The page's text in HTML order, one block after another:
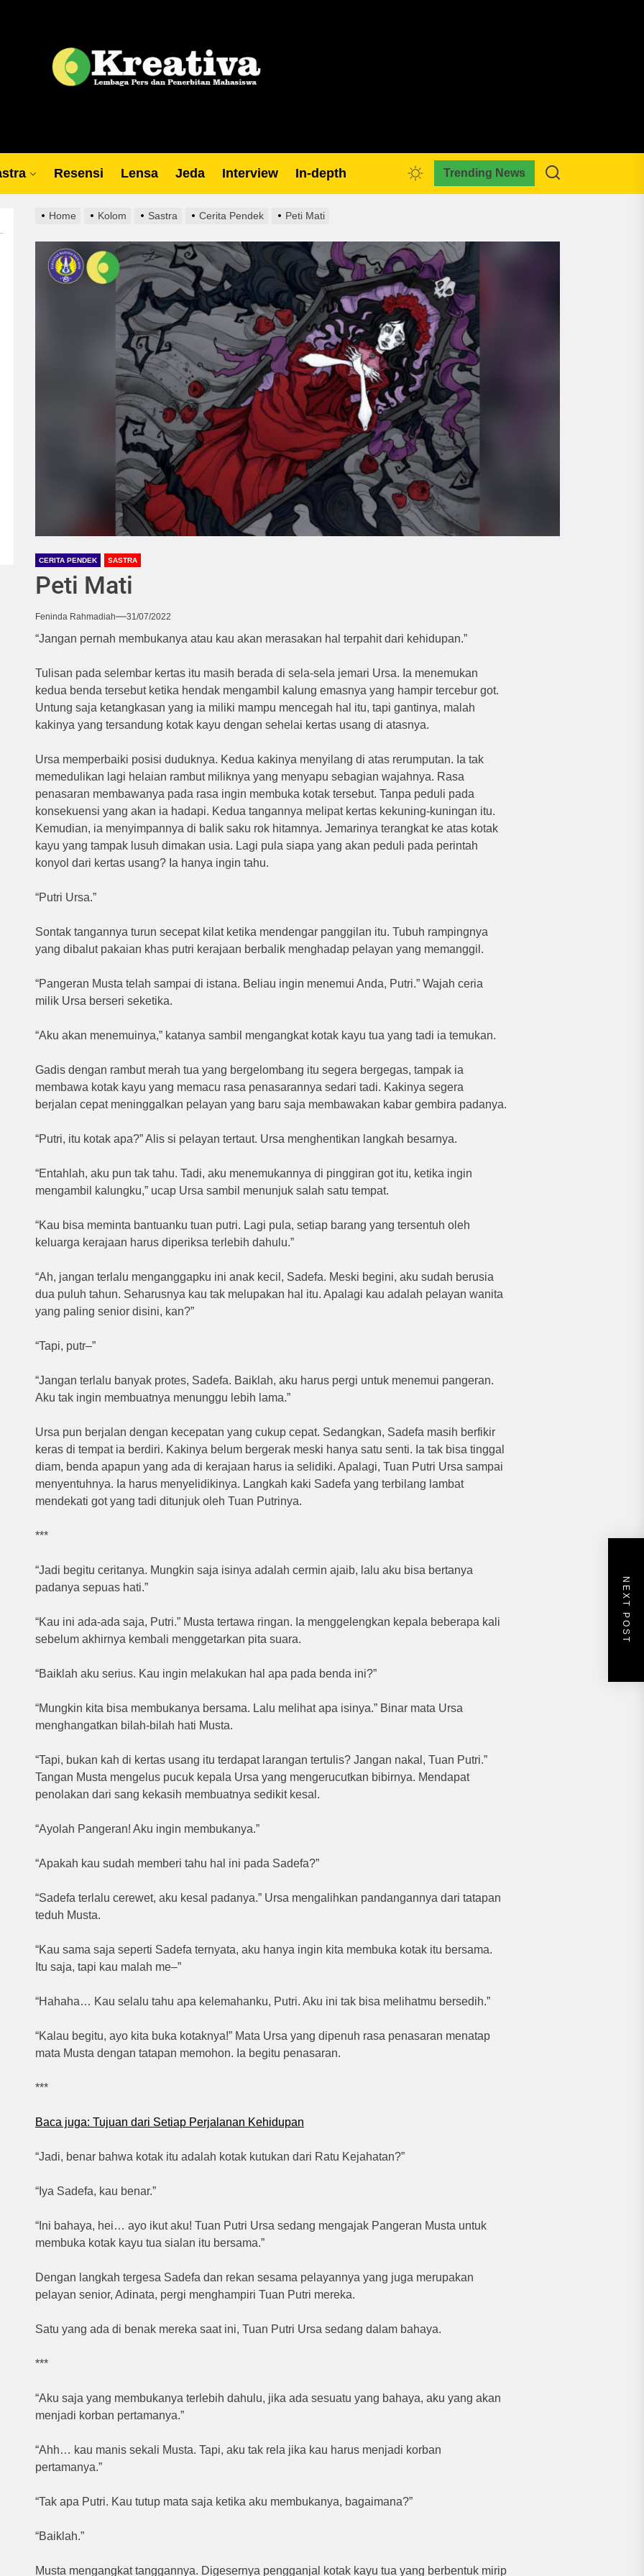
Resensi Lensa Jeda Interview In-depth Trending News
Home Kolom Sastra Cerita Pendek Peti Mati
CERITA PENDEK SASTRA
Peti Mati
Feninda Rahmadiah 31/07/2022
“Jangan pernah membukanya atau kau akan merasakan hal terpahit dari kehidupan.”
Tulisan pada selembar kertas itu masih berada di sela-sela jemari Ursa. Ia menemukan
kedua benda tersebut ketika hendak mengambil kalung emasnya yang hampir tercebur got.
Untung saja ketangkasan yang ia miliki mampu mencegah hal itu, tapi gantinya, malah
kakinya yang tersandung kotak kayu dengan sehelai kertas usang di atasnya.
Ursa memperbaiki posisi duduknya. Kedua kakinya menyilang di atas rerumputan. Ia tak
memedulikan lagi helaian rambut miliknya yang menyapu sebagian wajahnya. Rasa
penasaran membawanya pada rasa ingin membuka kotak tersebut. Tanpa peduli pada
konsekuensi yang akan ia hadapi. Kedua tangannya melipat kertas kekuning-kuningan itu.
Kemudian, ia menyimpannya di balik saku rok hitamnya. Jemarinya terangkat ke atas kotak
kayu yang tampak lusuh dimakan usia. Lagi pula siapa yang akan peduli pada perintah
konyol dari kertas usang? Ia hanya ingin tahu.
“Putri Ursa.”
Sontak tangannya turun secepat kilat ketika mendengar panggilan itu. Tubuh rampingnya
yang dibalut pakaian khas putri kerajaan berbalik menghadap pelayan yang memanggil.
“Pangeran Musta telah sampai di istana. Beliau ingin menemui Anda, Putri.” Wajah ceria
milik Ursa berseri seketika.
“Aku akan menemuinya,” katanya sambil mengangkat kotak kayu tua yang tadi ia temukan.
Gadis dengan rambut merah tua yang bergelombang itu segera bergegas, tampak ia
membawa kotak kayu yang memacu rasa penasarannya sedari tadi. Kakinya segera
berjalan cepat meninggalkan pelayan yang baru saja membawakan kabar gembira padanya.
“Putri, itu kotak apa?” Alis si pelayan tertaut. Ursa menghentikan langkah besarnya.
“Entahlah, aku pun tak tahu. Tadi, aku menemukannya di pinggiran got itu, ketika ingin
mengambil kalungku,” ucap Ursa sambil menunjuk salah satu tempat.
“Kau bisa meminta bantuanku tuan putri. Lagi pula, setiap barang yang tersentuh oleh
keluarga kerajaan harus diperiksa terlebih dahulu.”
“Ah, jangan terlalu menganggapku ini anak kecil, Sadefa. Meski begini, aku sudah berusia
dua puluh tahun. Seharusnya kau tak melupakan hal itu. Apalagi kau adalah pelayan wanita
yang paling senior disini, kan?”
“Tapi, putr–”
“Jangan terlalu banyak protes, Sadefa. Baiklah, aku harus pergi untuk menemui pangeran.
Aku tak ingin membuatnya menunggu lebih lama.”
Ursa pun berjalan dengan kecepatan yang cukup cepat. Sedangkan, Sadefa masih berfikir
keras di tempat ia berdiri. Kakinya belum bergerak meski hanya satu senti. Ia tak bisa tinggal
diam, benda apapun yang ada di kerajaan harus ia selidiki. Apalagi, Tuan Putri Ursa sampai
menyentuhnya. Ia harus menyelidikinya. Langkah kaki Sadefa yang terbilang lambat
mendekati got yang tadi ditunjuk oleh Tuan Putrinya.
***
“Jadi begitu ceritanya. Mungkin saja isinya adalah cermin ajaib, lalu aku bisa bertanya
padanya sepuas hati.”
“Kau ini ada-ada saja, Putri.” Musta tertawa ringan. Ia menggelengkan kepala beberapa kali
sebelum akhirnya kembali menggetarkan pita suara.
“Baiklah aku serius. Kau ingin melakukan hal apa pada benda ini?”
“Mungkin kita bisa membukanya bersama. Lalu melihat apa isinya.” Binar mata Ursa
menghangatkan bilah-bilah hati Musta.
“Tapi, bukan kah di kertas usang itu terdapat larangan tertulis? Jangan nakal, Tuan Putri.”
Tangan Musta mengelus pucuk kepala Ursa yang mengerucutkan bibirnya. Mendapat
penolakan dari sang kekasih membuatnya sedikit kesal.
“Ayolah Pangeran! Aku ingin membukanya.”
“Apakah kau sudah memberi tahu hal ini pada Sadefa?”
“Sadefa terlalu cerewet, aku kesal padanya.” Ursa mengalihkan pandangannya dari tatapan
teduh Musta.
“Kau sama saja seperti Sadefa ternyata, aku hanya ingin kita membuka kotak itu bersama.
Itu saja, tapi kau malah me–”
“Hahaha… Kau selalu tahu apa kelemahanku, Putri. Aku ini tak bisa melihatmu bersedih.”
“Kalau begitu, ayo kita buka kotaknya!” Mata Ursa yang dipenuh rasa penasaran menatap
mata Musta dengan tatapan memohon. Ia begitu penasaran.
***
Baca juga: Tujuan dari Setiap Perjalanan Kehidupan
“Jadi, benar bahwa kotak itu adalah kotak kutukan dari Ratu Kejahatan?”
“Iya Sadefa, kau benar.”
“Ini bahaya, hei… ayo ikut aku! Tuan Putri Ursa sedang mengajak Pangeran Musta untuk
membuka kotak kayu tua sialan itu bersama.”
Dengan langkah tergesa Sadefa dan rekan sesama pelayannya yang juga merupakan
pelayan senior, Adinata, pergi menghampiri Tuan Putri mereka.
Satu yang ada di benak mereka saat ini, Tuan Putri Ursa sedang dalam bahaya.
***
“Aku saja yang membukanya terlebih dahulu, jika ada sesuatu yang bahaya, aku yang akan
menjadi korban pertamanya.”
“Ahh… kau manis sekali Musta. Tapi, aku tak rela jika kau harus menjadi korban
pertamanya.”
“Tak apa Putri. Kau tutup mata saja ketika aku membukanya, bagaimana?”
“Baiklah.”
Musta mengangkat tanggannya. Digesernya pengganjal kotak kayu tua yang berbentuk mirip
NEXT POST